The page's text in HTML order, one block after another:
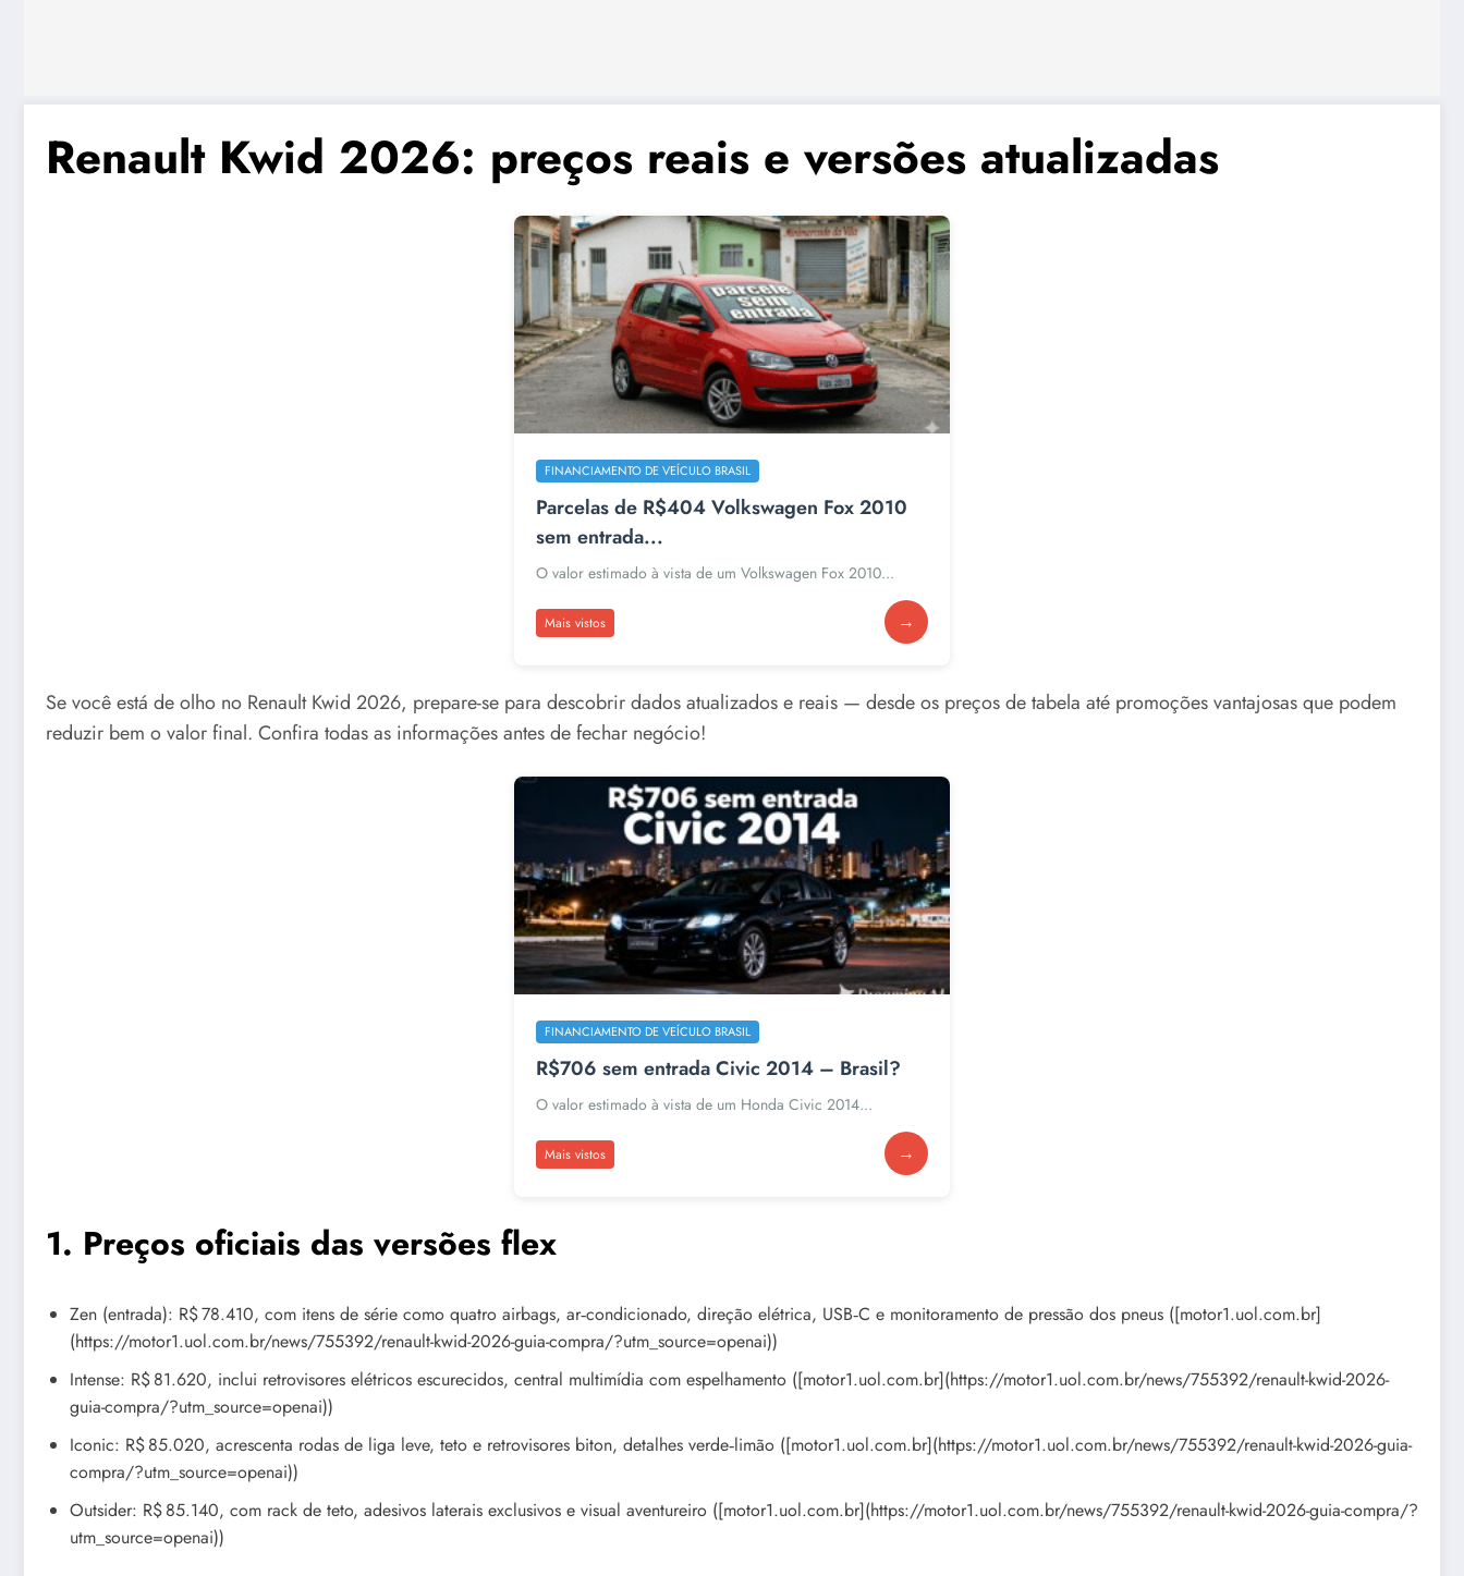
Renault Kwid 2026: preços reais e versões atualizadas
FINANCIAMENTO DE VEÍCULO BRASIL
Parcelas de R$404 Volkswagen Fox 2010
sem entrada...
O valor estimado à vista de um Volkswagen Fox 2010...
Mais vistos →
Se você está de olho no Renault Kwid 2026, prepare-se para descobrir dados atualizados e reais — desde os preços de tabela até promoções vantajosas que podem
reduzir bem o valor final. Confira todas as informações antes de fechar negócio!
FINANCIAMENTO DE VEÍCULO BRASIL
R$706 sem entrada Civic 2014 – Brasil?
O valor estimado à vista de um Honda Civic 2014...
Mais vistos →
1. Preços oficiais das versões flex
Zen (entrada): R$ 78.410, com itens de série como quatro airbags, ar‑condicionado, direção elétrica, USB‑C e monitoramento de pressão dos pneus ([motor1.uol.com.br]
(https://motor1.uol.com.br/news/755392/renault-kwid-2026-guia-compra/?utm_source=openai))
Intense: R$ 81.620, inclui retrovisores elétricos escurecidos, central multimídia com espelhamento ([motor1.uol.com.br](https://motor1.uol.com.br/news/755392/renault-kwid-2026-
guia-compra/?utm_source=openai))
Iconic: R$ 85.020, acrescenta rodas de liga leve, teto e retrovisores biton, detalhes verde‑limão ([motor1.uol.com.br](https://motor1.uol.com.br/news/755392/renault-kwid-2026-guia-
compra/?utm_source=openai))
Outsider: R$ 85.140, com rack de teto, adesivos laterais exclusivos e visual aventureiro ([motor1.uol.com.br](https://motor1.uol.com.br/news/755392/renault-kwid-2026-guia-compra/?
utm_source=openai))